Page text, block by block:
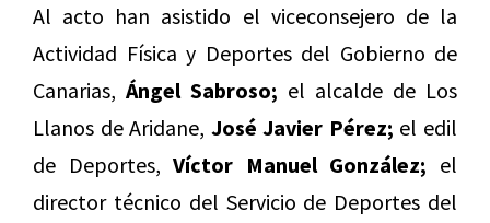
Al acto han asistido el viceconsejero de la
Actividad Física y Deportes del Gobierno de
Canarias, Ángel Sabroso; el alcalde de Los
Llanos de Aridane, José Javier Pérez; el edil
de Deportes,Víctor Manuel González; el
director técnico del Servicio de Deportes del